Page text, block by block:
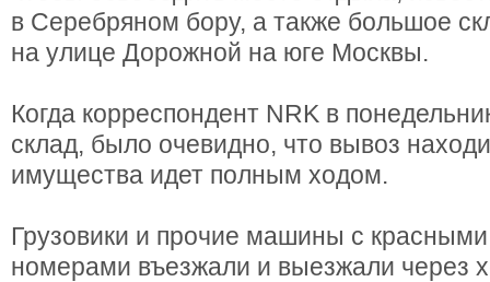
в Серебряном бору, а также большое
на улице Дорожной на юге Москвы.
Когда корреспондент NRK в
склад, было очевидно, что вывоз
имущества идет полным ходом.
Грузовики и прочие машины с
номерами въезжали и выезжали через